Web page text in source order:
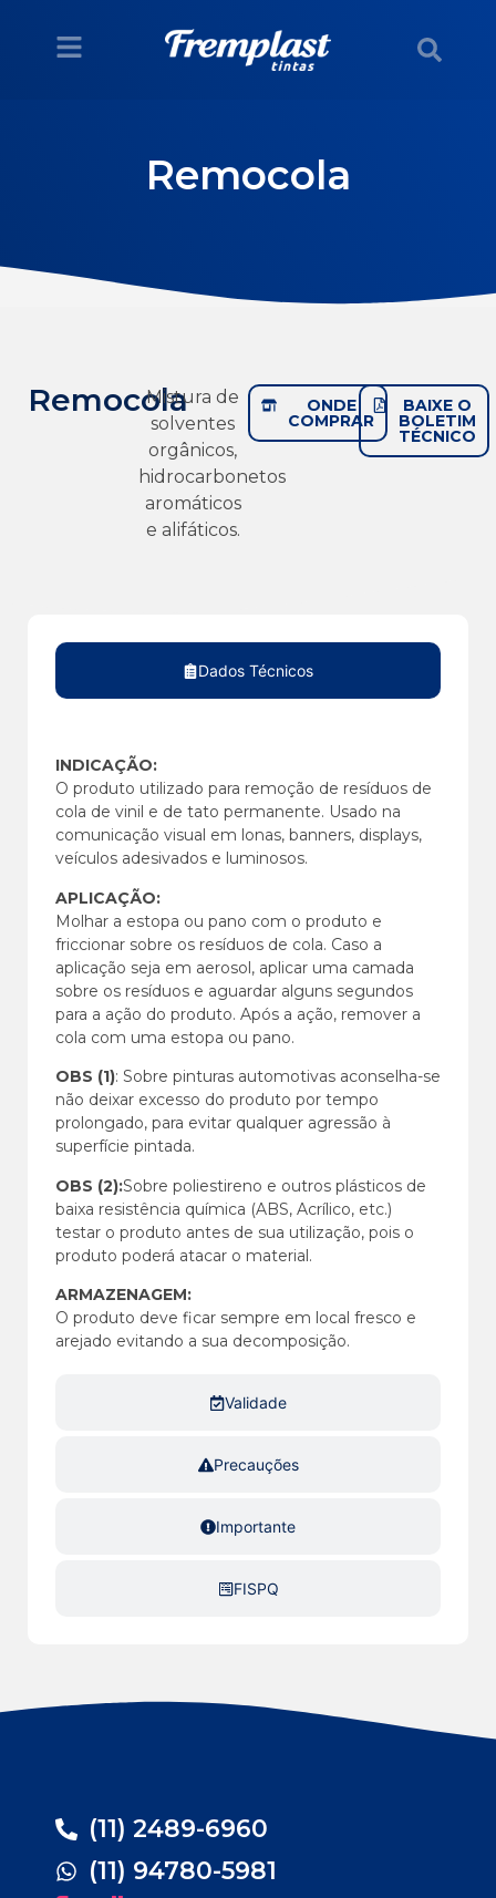
Remocola
RemocolaMistura de
solventes
orgânicos,
hidrocarbonetos
aromáticos
e alifáticos.
ONDE
COMPRAR
BAIXE O
BOLETIM
TÉCNICO
Dados Técnicos
Validade
Precauções
Importante
FISPQ
INDICAÇÃO:
O produto utilizado para remoção de resíduos de
cola de vinil e de tato permanente. Usado na
comunicação visual em lonas, banners, displays,
veículos adesivados e luminosos.
APLICAÇÃO:
Molhar a estopa ou pano com o produto e
friccionar sobre os resíduos de cola. Caso a
aplicação seja em aerosol, aplicar uma camada
sobre os resíduos e aguardar alguns segundos
para a ação do produto. Após a ação, remover a
cola com uma estopa ou pano.
OBS (1): Sobre pinturas automotivas aconselha-se
não deixar excesso do produto por tempo
prolongado, para evitar qualquer agressão à
superfície pintada.
OBS (2):Sobre poliestireno e outros plásticos de
baixa resistência química (ABS, Acrílico, etc.)
testar o produto antes de sua utilização, pois o
produto poderá atacar o material.
ARMAZENAGEM:
O produto deve ficar sempre em local fresco e
arejado evitando a sua decomposição.
(11) 2489-6960
(11) 94780-5981